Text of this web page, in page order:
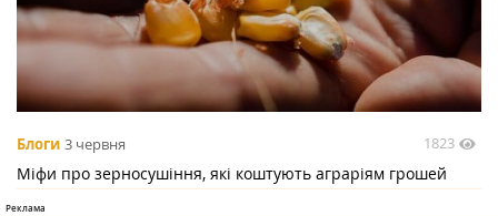
Блоги 3 червня 1823
Міфи про зерносушіння, які коштують аграріям грошей